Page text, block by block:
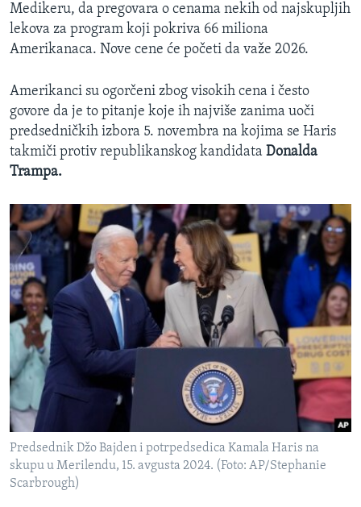
Medikeru, da pregovara o cenama nekih od najskupljih
lekova za program koji pokriva 66 miliona
Amerikanaca. Nove cene će početi da važe 2026.
Amerikanci su ogorčeni zbog visokih cena i često
govore da je to pitanje koje ih najviše zanima uoči
predsedničkih izbora 5. novembra na kojima se Haris
takmiči protiv republikanskog kandidata Donalda
Trampa.
Predsednik Džo Bajden i potrpedsedica Kamala Haris na
skupu u Merilendu, 15. avgusta 2024. (Foto: AP/Stephanie
Scarbrough)